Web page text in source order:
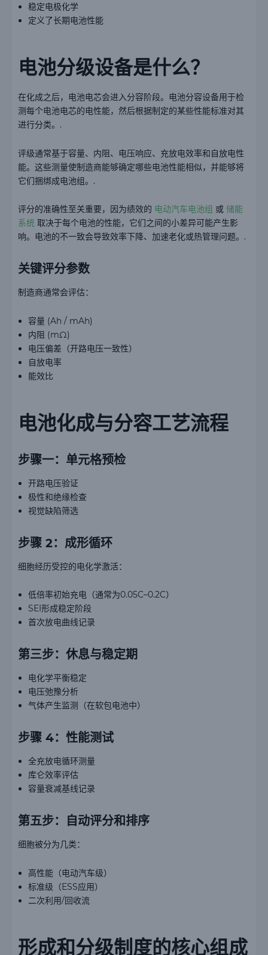
稳定电极化学
定义了长期电池性能
电池分级设备是什么？
在化成之后，电池电芯会进入分容阶段。电池分容设备用于检
测每个电池电芯的电性能，然后根据制定的某些性能标准对其
进行分类。.
评级通常基于容量、内阻、电压响应、充放电效率和自放电性
能。这些测量使制造商能够确定哪些电池性能相似，并能够将
它们捆绑成电池组。.
评分的准确性至关重要，因为绩效的 电动汽车电池组 或 储能
系统 取决于每个电池的性能，它们之间的小差异可能产生影
响。电池的不一致会导致效率下降、加速老化或热管理问题。.
关键评分参数
制造商通常会评估：
容量 (Ah / mAh)
内阻 (mΩ)
电压偏差（开路电压一致性）
自放电率
能效比
电池化成与分容工艺流程
步骤一：单元格预检
开路电压验证
极性和绝缘检查
视觉缺陷筛选
步骤 2：成形循环
细胞经历受控的电化学激活：
低倍率初始充电（通常为0.05C–0.2C）
SEI形成稳定阶段
首次放电曲线记录
第三步：休息与稳定期
电化学平衡稳定
电压弛豫分析
气体产生监测（在软包电池中）
步骤 4：性能测试
全充放电循环测量
库仑效率评估
容量衰减基线记录
第五步：自动评分和排序
细胞被分为几类：
高性能（电动汽车级）
标准级（ESS应用）
二次利用/回收流
形成和分级制度的核心组成